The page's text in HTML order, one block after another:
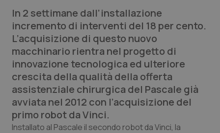
Scienza e Farmaci
Studi e Analisi
Lettere al direttore
Edizioni Regionali
QS Pro
In 2 settimane dall’installazione
incremento di interventi del 18 per cento.
L’acquisizione di questo nuovo
macchinario rientra nel progetto di
innovazione tecnologica ed ulteriore
crescita della qualità della offerta
assistenziale chirurgica del Pascale già
avviata nel 2012 con l’acquisizione del
primo robot da Vinci.
Installato al Pascale il secondo robot da Vinci, la